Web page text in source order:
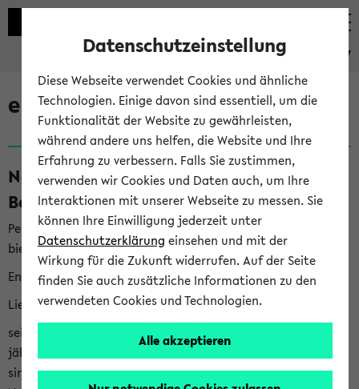
eKVV
eKVV News
Nachhaltigkeitspreis 2026:
Bewerbungsphase gestartet (06.08.26)
Per E-Mail eingestellt von nachhaltigkeitsbuero@uni-
bielefeld.de an den Verteiler 'Alle Studierenden':
English version below
Liebe Studierende,
seit 2023 verleiht das Rektorat der Universität Bielefeld
jährlich den Nachhaltigkeitspreis für Abschlussarbeiten. Sie
sind herzlich eingeladen sich mit Ihrer Abschlussarbeit beim
Datenschutzeinstellung
Diese Webseite verwendet Cookies und ähnliche
Technologien. Einige davon sind essentiell, um die
Funktionalität der Website zu gewährleisten,
während andere uns helfen, die Website und Ihre
Erfahrung zu verbessern. Falls Sie zustimmen,
verwenden wir Cookies und Daten auch, um Ihre
Interaktionen mit unserer Webseite zu messen. Sie
können Ihre Einwilligung jederzeit unter
Datenschutzerklärung einsehen und mit der
Wirkung für die Zukunft widerrufen. Auf der Seite
finden Sie auch zusätzliche Informationen zu den
verwendeten Cookies und Technologien.
Alle akzeptieren